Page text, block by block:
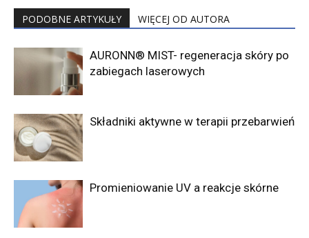
PODOBNE ARTYKUŁY WIĘCEJ OD AUTORA
AURONN® MIST- regeneracja skóry po
zabiegach laserowych
Składniki aktywne w terapii przebarwień
Promieniowanie UV a reakcje skórne